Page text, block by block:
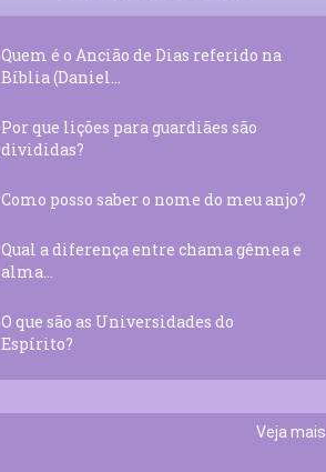
Quem é o Ancião de Dias referido na
Bíblia (Daniel...
Por que lições para guardiães são
divididas?
Como posso saber o nome do meu anjo?
Qual a diferença entre chama gêmea e
alma...
O que são as Universidades do
Espírito?
Veja mais